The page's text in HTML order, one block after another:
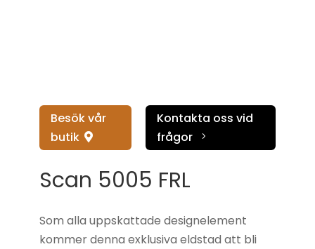
Besök vår
butik 
Kontakta oss vid
frågor
5
Scan 5005 FRL
Som alla uppskattade designelement
kommer denna exklusiva eldstad att bli